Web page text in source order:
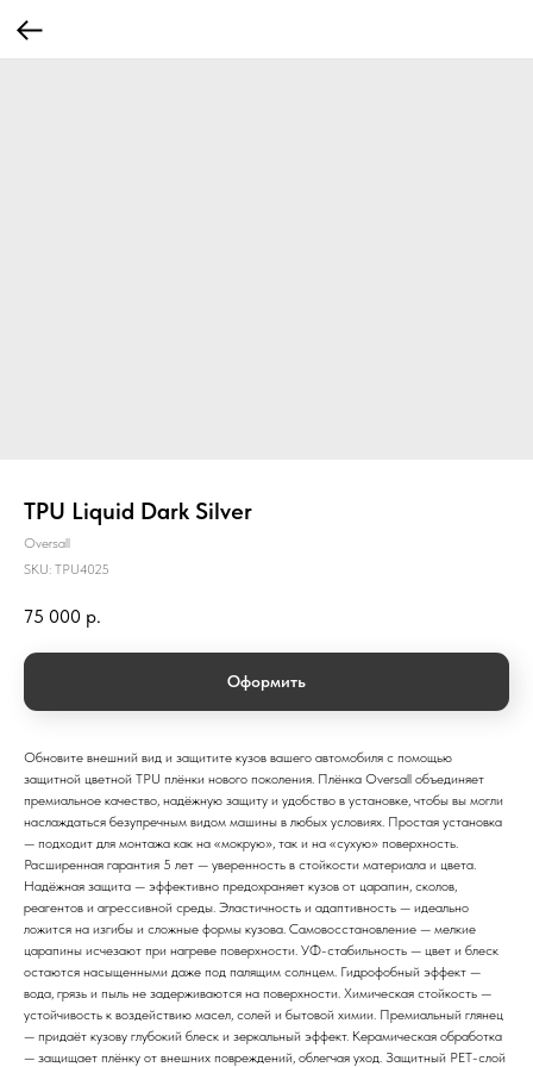
TPU Liquid Dark Silver
Oversall
SKU: TPU4025
75 000 р.
Оформить
Обновите внешний вид и защитите кузов вашего автомобиля с помощью
защитной цветной TPU плёнки нового поколения. Плёнка Oversall объединяет
премиальное качество, надёжную защиту и удобство в установке, чтобы вы могли
наслаждаться безупречным видом машины в любых условиях. Простая установка
— подходит для монтажа как на «мокрую», так и на «сухую» поверхность.
Расширенная гарантия 5 лет — уверенность в стойкости материала и цвета.
Надёжная защита — эффективно предохраняет кузов от царапин, сколов,
реагентов и агрессивной среды. Эластичность и адаптивность — идеально
ложится на изгибы и сложные формы кузова. Самовосстановление — мелкие
царапины исчезают при нагреве поверхности. УФ-стабильность — цвет и блеск
остаются насыщенными даже под палящим солнцем. Гидрофобный эффект —
вода, грязь и пыль не задерживаются на поверхности. Химическая стойкость —
устойчивость к воздействию масел, солей и бытовой химии. Премиальный глянец
— придаёт кузову глубокий блеск и зеркальный эффект. Керамическая обработка
— защищает плёнку от внешних повреждений, облегчая уход. Защитный PET-слой